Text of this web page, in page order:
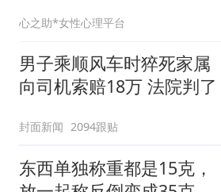
她
心之助*女性心理平台
男子乘顺风车时猝死家属
向司机索赔18万 法院判了
封面新闻 2094跟贴
东西单独称重都是15克，